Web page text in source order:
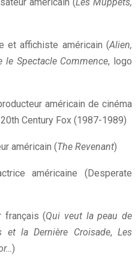
et affichiste américain (Alien,
Spectacle Commence, logo
américain de cinéma
Century Fox (1987-1989)
américain (The Revenant)
américaine (Desperate
français (Qui veut la peau de
et la Dernière Croisade, Les
)